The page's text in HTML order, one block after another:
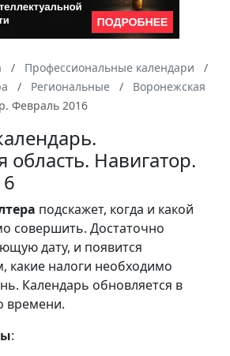
Профессиональные календари
Региональные
Воронежская
Февраль 2016
область. Навигатор.
подскажет, когда и какой
совершить. Достаточно
дату, и появится
какие налоги необходимо
Календарь обновляется в
времени.
: